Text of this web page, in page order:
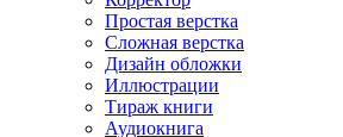
Простая верстка
Сложная верстка
Дизайн обложки
Иллюстрации
Тираж книги
Аудиокнига